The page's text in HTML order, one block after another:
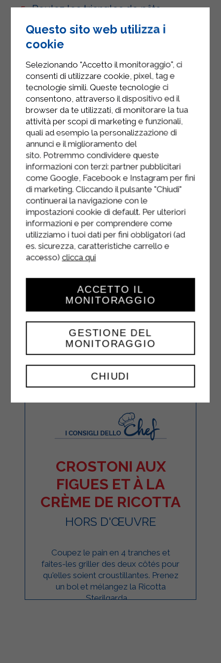
Roulez les triangles de pâte
feuilletée en partant de la base et en
remontant jusqu'à la pointe.
plaque de cuisson recouverte de
papier sulfurisé, badigeonnez-les de
lait demi-écrémé microfiltré
Sterilgarda et parsemez-les d'une
poignée de graines de sésame.
Faites cuire les croissants dans un
four statique préchauffé à 200 °C
(400 °F) pendant 20 minutes, ou dans
un four à chaleur tournante à 180 °C
(350 °F) pendant environ 15 minutes.
CROSTONI AUX
FIGUES ET À LA
CRÈME DE RICOTTA
HORS D'ŒUVRE
Coupez le pain en 4 tranches et
faites-les griller des deux côtés pour
qu'elles soient croustillantes. Prenez
un bol et mélangez la Ricotta
Sterilgarda, ...
Questo sito web utilizza i
cookie
Selezionando "Accetto il monitoraggio", ci
consenti di utilizzare cookie, pixel, tag e
tecnologie simili. Queste tecnologie ci
consentono, attraverso il dispositivo ed il
browser da te utilizzati, di monitorare la tua
attività per scopi di marketing e funzionali,
quali ad esempio la personalizzazione di
annunci e il miglioramento del
sito. Potremmo condividere queste
informazioni con terzi: partner pubblicitari
come Google, Facebook e Instagram per fini
di marketing. Cliccando il pulsante "Chiudi"
continuerai la navigazione con le
impostazioni cookie di default. Per ulteriori
informazioni e per comprendere come
utilizziamo i tuoi dati per fini obbligatori (ad
es. sicurezza, caratteristiche carrello e
accesso) clicca qui
CHIUDI
GESTIONE DEL
MONITORAGGIO
ACCETTO IL
MONITORAGGIO